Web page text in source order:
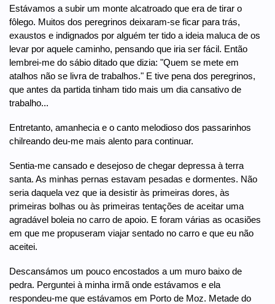
Estávamos a subir um monte alcatroado que era de tirar o
fôlego. Muitos dos peregrinos deixaram-se ficar para trás,
exaustos e indignados por alguém ter tido a ideia maluca de os
levar por aquele caminho, pensando que iria ser fácil. Então
lembrei-me do sábio ditado que dizia: "Quem se mete em
atalhos não se livra de trabalhos." E tive pena dos peregrinos,
que antes da partida tinham tido mais um dia cansativo de
trabalho...
Entretanto, amanhecia e o canto melodioso dos passarinhos
chilreando deu-me mais alento para continuar.
Sentia-me cansado e desejoso de chegar depressa à terra
santa. As minhas pernas estavam pesadas e dormentes. Não
seria daquela vez que ia desistir às primeiras dores, às
primeiras bolhas ou às primeiras tentações de aceitar uma
agradável boleia no carro de apoio. E foram várias as ocasiões
em que me propuseram viajar sentado no carro e que eu não
aceitei.
Descansámos um pouco encostados a um muro baixo de
pedra. Perguntei à minha irmã onde estávamos e ela
respondeu-me que estávamos em Porto de Moz. Metade do